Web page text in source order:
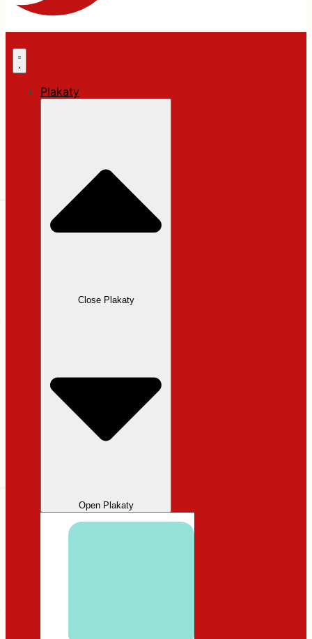
Plakaty
Close Plakaty
Open Plakaty